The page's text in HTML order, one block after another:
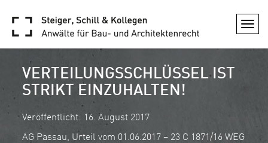
VERTEILUNGSSCHLÜSSEL IST
STRIKT EINZUHALTEN!
Veröffentlicht: 16. August 2017
AG Passau, Urteil vom 01.06.2017 – 23 C 1871/16 WEG